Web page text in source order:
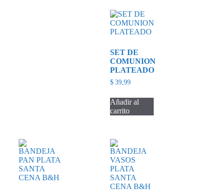
SET DE
COMUNION
PLATEADO
$ 39,99
Añadir al
carrito